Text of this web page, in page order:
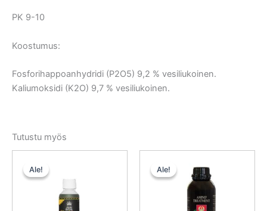
PK 9-10
Koostumus:
Fosforihappoanhydridi (P2O5) 9,2 % vesiliukoinen.
Kaliumoksidi (K2O) 9,7 % vesiliukoinen.
Tutustu myös
Ale!
Ale!
10,00 €.
Ale!
Ale!
hinta
oli:
24,50 €.
on:
22,05 €.